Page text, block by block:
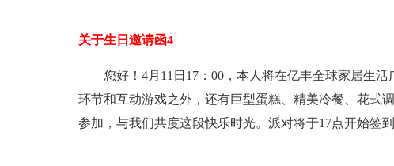
关于生日邀请函4
您好！4月11日17：00，本人将在亿丰全球家居生
环节和互动游戏之外，还有巨型蛋糕、精美冷餐、花式
参加，与我们共度这段快乐时光。派对将于17点开始签